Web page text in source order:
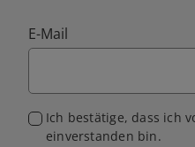
E-Mail
Ich bestätige, dass ich
einverstanden bin.